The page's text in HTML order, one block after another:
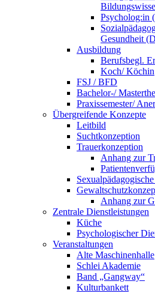
Psycholog:in
Gesundheit
Ausbildung
Berufsbegl.
Koch/ Köchin
FSJ / BFD
Bachelor-/
Praxissemester/
Übergreifende Konzepte
Leitbild
Suchtkonzeption
Trauerkonzeption
Anhang zur
Anhang zur
Zentrale Dienstleistungen
Küche
Psychologischer
Veranstaltungen
Alte Maschinenhalle
Schlei Akademie
Band „Gangway“
Kulturbankett